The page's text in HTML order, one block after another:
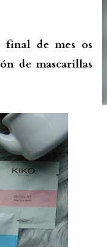
final de mes os
de mascarillas